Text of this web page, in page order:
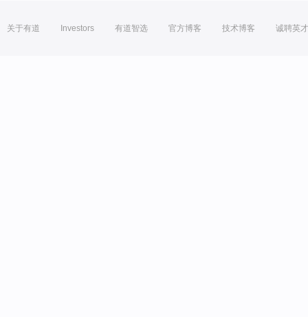
关于有道 Investors 有道智选 官方博客 技术博客 诚聘英才